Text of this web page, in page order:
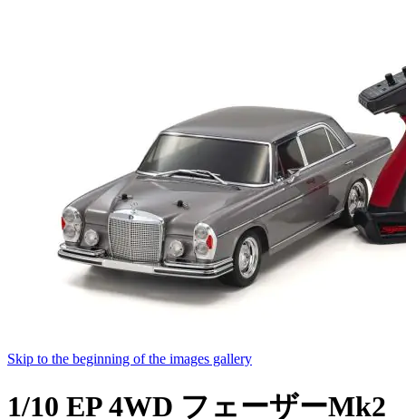
Skip to the beginning of the images gallery
1/10 EP 4WD フェーザーMk2